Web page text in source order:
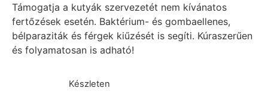
Támogatja a kutyák szervezetét nem kívánatos
fertőzések esetén. Baktérium- és gombaellenes,
bélparaziták és férgek kiűzését is segíti. Kúraszerűen
és folyamatosan is adható!
Készleten